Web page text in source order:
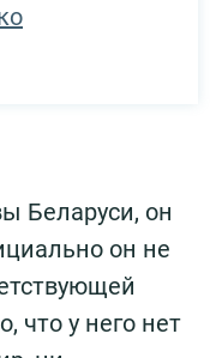
Беларуси, он
он не
что у него нет